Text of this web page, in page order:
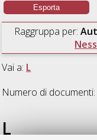
Raggruppa per:
Vai a: L
Numero di documenti:
L